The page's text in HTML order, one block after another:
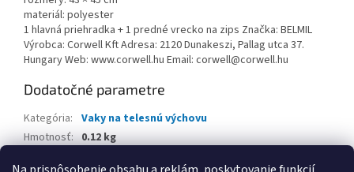
materiál: polyester
1 hlavná priehradka + 1 predné vrecko na zips Značka: BELMIL
Výrobca: Corwell Kft Adresa: 2120 Dunakeszi, Pallag utca 37.
Hungary Web: www.corwell.hu Email: corwell@corwell.hu
Dodatočné parametre
Kategória: Vaky na telesnú výchovu
Hmotnosť: 0.12 kg